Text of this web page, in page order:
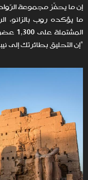
إن ما يحفّز مجموعة
"إن التحليق بطائرتك إلى